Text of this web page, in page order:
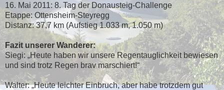
16. Mai 2011: 8. Tag der Donausteig-Challenge
Etappe: Ottensheim-Steyregg
Distanz: 37,7 km (Aufstieg 1.033 m, 1.050 m)
Fazit unserer Wanderer:
Siegi: „Heute haben wir unsere Regentauglichkeit bewiesen
und sind trotz Regen brav marschiert!“
Walter: „Heute leichter Einbruch, aber habe trotzdem gut